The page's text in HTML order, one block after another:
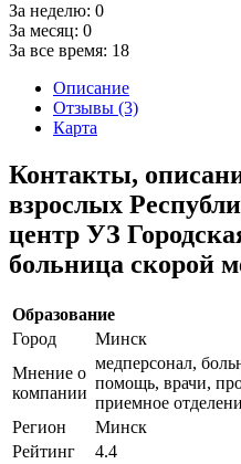
За неделю: 0
За месяц: 0
За все время: 18
Описание
Отзывы (3)
Карта
Контакты,
взрослых
центр УЗ
больница скорой
Образование
Город
Минск
Мнение о
компании
медперсонал,
помощь, врачи,
приемное
Регион
Минск
Рейтинг
4.4